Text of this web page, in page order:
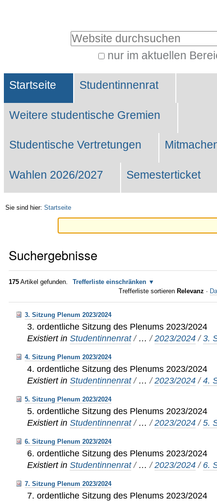
Website durchsuchen
nur im aktuellen
Suche…
Sektionen
Startseite Studentinnenrat
Weitere studentische Gremien
Studentische Vertretungen
Wahlen 2026/2027 Semesterticket
Sie sind hier: Startseite
Suchergebnisse
175 Artikel gefunden.
Trefferliste einschränken
Trefferliste sortieren Relevanz ·
3. Sitzung Plenum 2023/2024
3. ordentliche Sitzung des Plenums 2023/2024
Existiert in Studentinnenrat / …/2023/2024 /3.
4. Sitzung Plenum 2023/2024
4. ordentliche Sitzung des Plenums 2023/2024
Existiert in Studentinnenrat / …/2023/2024 /4.
5. Sitzung Plenum 2023/2024
5. ordentliche Sitzung des Plenums 2023/2024
Existiert in Studentinnenrat / …/2023/2024 /5.
6. Sitzung Plenum 2023/2024
6. ordentliche Sitzung des Plenums 2023/2024
Existiert in Studentinnenrat / …/2023/2024 / 6.
7. Sitzung Plenum 2023/2024
7. ordentliche Sitzung des Plenums 2023/2024